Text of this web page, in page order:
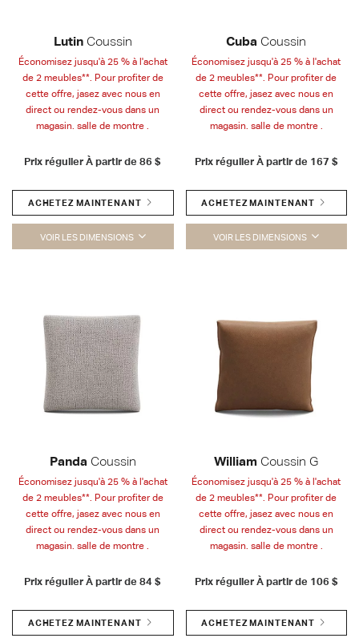
LutinCoussin
Économisez jusqu'à 25 % à l'achat
de 2 meubles**. Pour profiter de
cette offre, jasez avec nous en
direct ou rendez-vous dans un
magasin. salle de montre .
Prix régulier À partir de86 $
ACHETEZ MAINTENANT
VOIR LES DIMENSIONS
Cuba Coussin
Économisez jusqu'à 25 % à l'achat
de 2 meubles**. Pour profiter de
cette offre, jasez avec nous en
direct ou rendez-vous dans un
magasin. salle de montre .
Prix régulier À partir de 167 $
ACHETEZ MAINTENANT
VOIR LES DIMENSIONS
Panda Coussin
Économisez jusqu'à 25 % à l'achat
de 2 meubles**. Pour profiter de
cette offre, jasez avec nous en
direct ou rendez-vous dans un
magasin. salle de montre .
Prix régulier À partir de84 $
ACHETEZ MAINTENANT
William Coussin G
Économisez jusqu'à 25 % à l'achat
de 2 meubles**. Pour profiter de
cette offre, jasez avec nous en
direct ou rendez-vous dans un
magasin. salle de montre .
Prix régulier À partir de 106 $
ACHETEZ MAINTENANT